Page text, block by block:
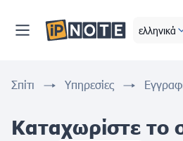
ελληνικά
Σπίτι Υπηρεσίες
Καταχωρίστε το